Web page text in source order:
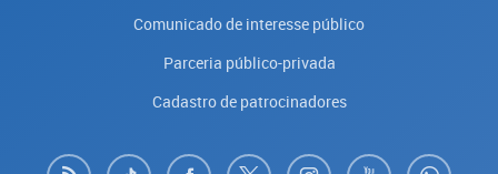
Comunicado de interesse público
Parceria público-privada
Cadastro de patrocinadores